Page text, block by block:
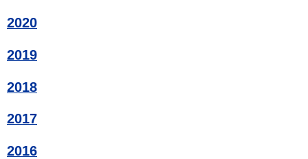
2020
2019
2018
2017
2016